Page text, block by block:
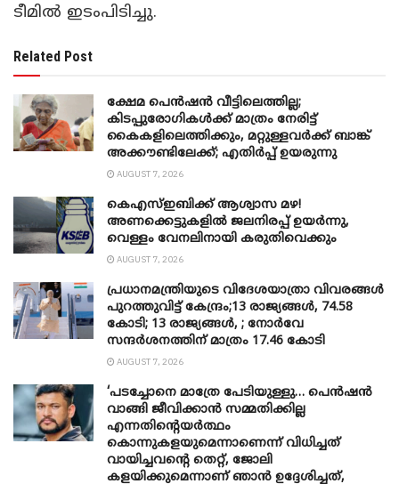
ടീമിൽ ഇടംപിടിച്ചു.
Related Post
ക്ഷേമ പെൻഷൻ വീട്ടിലെത്തില്ല;
കിടപ്പുരോഗികൾക്ക് മാത്രം നേരിട്ട്
കൈകളിലെത്തിക്കും, മറ്റുള്ളവർക്ക് ബാങ്ക്
അക്കൗണ്ടിലേക്ക്; എതിർപ്പ് ഉയരുന്നു
AUGUST 7, 2026
കെഎസ്ഇബിക്ക് ആശ്വാസ മഴ!
അണക്കെട്ടുകളിൽ ജലനിരപ്പ് ഉയർന്നു,
വെള്ളം വേനലിനായി കരുതിവെക്കും
AUGUST 7, 2026
പ്രധാനമന്ത്രിയുടെ വിദേശയാത്രാ വിവരങ്ങൾ
പുറത്തുവിട്ട് കേന്ദ്രം;13 രാജ്യങ്ങൾ, 74.58
കോടി; 13 രാജ്യങ്ങൾ, ; നോർവേ
സന്ദർശനത്തിന് മാത്രം 17.46 കോടി
AUGUST 7, 2026
‘പടച്ചോനെ മാത്രേ പേടിയുള്ളു… പെൻഷൻ
വാങ്ങി ജീവിക്കാൻ സമ്മതിക്കില്ല
എന്നതിന്റെയർത്ഥം
കൊന്നുകളയുമെന്നാണെന്ന് വിധിച്ചത്
വായിച്ചവന്റെ തെറ്റ്, ജോലി
കളയിക്കുമെന്നാണ് ഞാൻ ഉദ്ദേശിച്ചത്,